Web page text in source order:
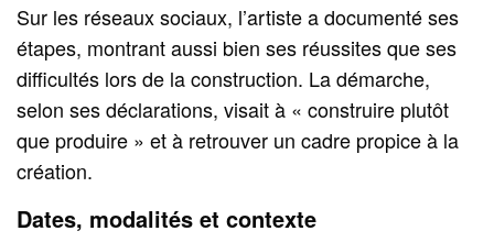
Sur les réseaux sociaux, l’artiste a documenté ses
étapes, montrant aussi bien ses réussites que ses
difficultés lors de la construction. La démarche,
selon ses déclarations, visait à « construire plutôt
que produire » et à retrouver un cadre propice à la
création.
Dates, modalités et contexte